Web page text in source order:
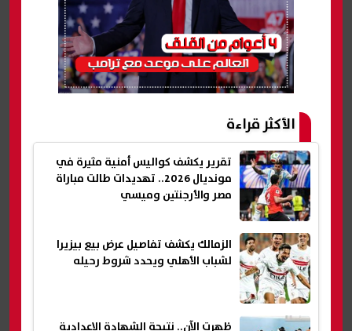
الأكثر قراءة
تقرير يكشف كواليس أمنية مثيرة في
مونديال 2026.. تهديدات طالت مباراة
مصر والأرجنتين وميسي
الزمالك يكشف تفاصيل عرض بيع بيزيرا
لشباب الأهلي ويحدد شروط رحيله
ظهرت الآن.. نتيجة الشهادة الإعدادية